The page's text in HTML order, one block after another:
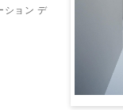
ション デ